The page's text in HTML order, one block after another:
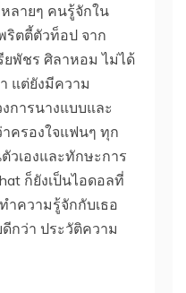
ลายๆ คนรู้จักใน
ริตตี้ตัวท็อป จาก
ยพัชร ศิลาหอม ไม่ได้
แต่ยังมีความ
การนางแบบและ
ครองใจแฟนๆ ทุก
วเองและทักษะการ
ก็ยังเป็นไอดอลที่
ำความรู้จักกับเธอ
กว่า ประวัติความ